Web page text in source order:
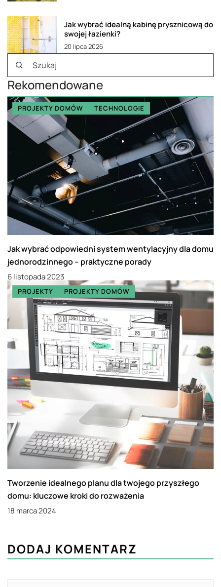
Jak wybrać idealną kabinę prysznicową do
swojej łazienki?
20 lipca 2026
Rekomendowane
PROJEKTY DOMÓW TECHNOLOGIE
Jak wybrać odpowiedni system wentylacyjny dla domu
jednorodzinnego – praktyczne porady
6 listopada 2023
PROJEKTY PROJEKTY DOMÓW
Tworzenie idealnego planu dla twojego przyszłego
domu: kluczowe kroki do rozważenia
18 marca 2024
DODAJ KOMENTARZ